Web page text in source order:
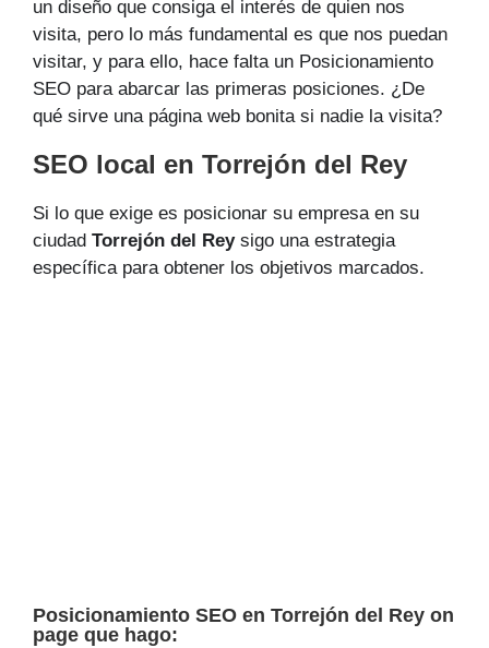
un diseño que consiga el interés de quien nos
visita, pero lo más fundamental es que nos puedan
visitar, y para ello, hace falta un Posicionamiento
SEO para abarcar las primeras posiciones. ¿De
qué sirve una página web bonita si nadie la visita?
SEO local en Torrejón del Rey
Si lo que exige es posicionar su empresa en su
ciudad Torrejón del Reysigo una estrategia
específica para obtener los objetivos marcados.
Posicionamiento SEO en Torrejón del Rey on
page que hago: